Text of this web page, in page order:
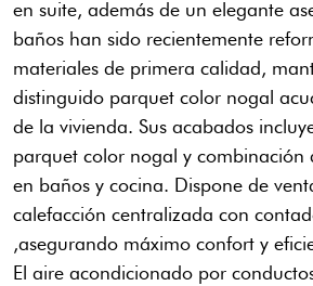
en suite, además de un elegante
baños han sido recientemente
materiales de primera calidad,
distinguido parquet color nogal
de la vivienda. Sus acabados
parquet color nogal y combinación
en baños y cocina. Dispone de
calefacción centralizada con
,asegurando máximo confort y
El aire acondicionado por